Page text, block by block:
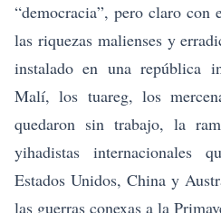
“democracia”, pero claro con
las riquezas malienses y
instalado en una república
Malí, los tuareg, los
quedaron sin trabajo, la
yihadistas internacionales
Estados Unidos, China y
las guerras conexas a la